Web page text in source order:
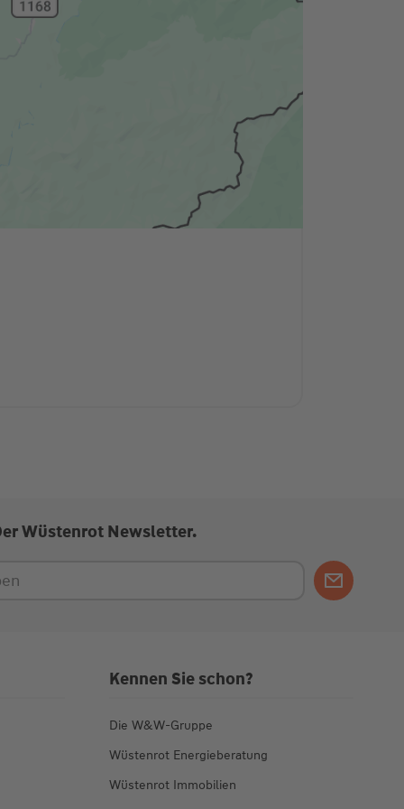
Wüstenrot Newsletter.
Kennen Sie schon?
Die W&W-Gruppe
Wüstenrot Energieberatung
Wüstenrot Immobilien